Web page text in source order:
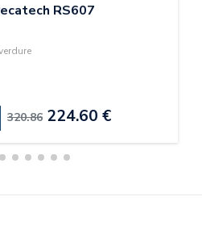
RS607
320.86 224.60 €